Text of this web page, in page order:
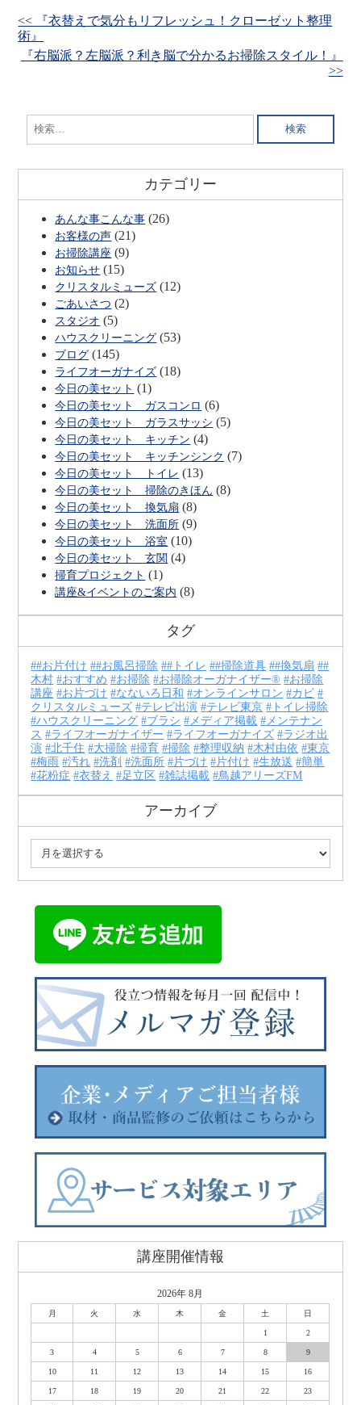
<< 『衣替えで気分もリフレッシュ！クローゼット整理
術』
『右脳派？左脳派？利き脳で分かるお掃除スタイル！』
>>
検
索:
カテゴリー
あんな事こんな事 (26)
お客様の声 (21)
お掃除講座 (9)
お知らせ (15)
クリスタルミューズ (12)
ごあいさつ (2)
スタジオ (5)
ハウスクリーニング (53)
ブログ (145)
ライフオーガナイズ (18)
今日の美セット (1)
今日の美セット ガスコンロ (6)
今日の美セット ガラスサッシ (5)
今日の美セット キッチン (4)
今日の美セット キッチンシンク (7)
今日の美セット トイレ (13)
今日の美セット 掃除のきほん (8)
今日の美セット 換気扇 (8)
今日の美セット 洗面所 (9)
今日の美セット 浴室 (10)
今日の美セット 玄関 (4)
掃育プロジェクト (1)
講座&イベントのご案内 (8)
タグ
#お片付け #お風呂掃除 #トイレ #掃除道具 #換気扇
#
木村
おすすめ お掃除 お掃除オーガナイザー®
お掃除
講座
お片づけ なないろ日和 オンラインサロン
カビ
クリスタルミューズ
テレビ出演 テレビ東京
トイレ掃除
ハウスクリーニング
ブラシ メディア掲載
メンテナン
ス
ライフオーガナイザー ライフオーガナイズ
ラジオ出
演
北千住 大掃除 掃育 掃除 整理収納 木村由依
東京
梅雨
汚れ 洗剤 洗面所 片づけ 片付け 生放送
簡単
花粉症
衣替え 足立区 雑誌掲載 鳥越アリーズFM
アーカイブ
講座開催情報
2026年 8月
月 火 水 木 金 土 日
1 2
3 4 5 6 7 8 9
10 11 12 13 14 15 16
17 18 19 20 21 22 23